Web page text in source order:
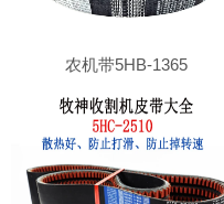
农机带5HB-1365